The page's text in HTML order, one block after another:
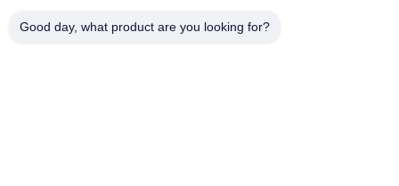
Martelo vibratório
Motorista de pilha
Good day, what product are you looking for?